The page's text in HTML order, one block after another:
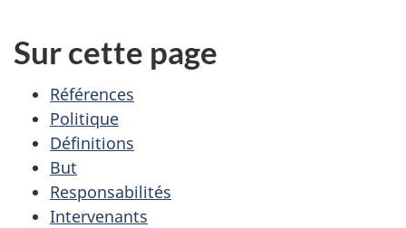
Sur cette page
Références
Politique
Définitions
But
Responsabilités
Intervenants